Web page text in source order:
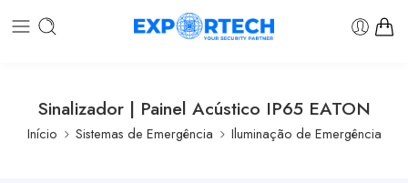
Sinalizador | Painel Acústico IP65 EATON
Início Sistemas de Emergência Iluminação de Emergência